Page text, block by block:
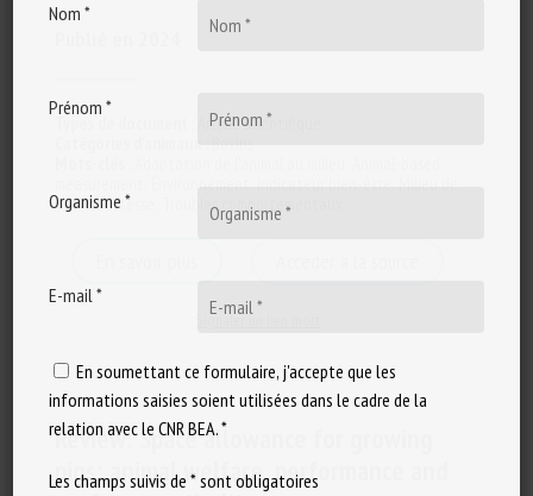
Article scientifique
vie,Robustesse Troubles comportementaux
Signaler un lien mort
Review: Space allowance for growing
pigs: animal welfare, performance and
Nom *
Prénom *
Organisme *
E-mail *
En soumettant ce formulaire, j'accepte que les
informations saisies soient utilisées dans le cadre de la
relation avec le CNR BEA. *
Les champs suivis de * sont obligatoires